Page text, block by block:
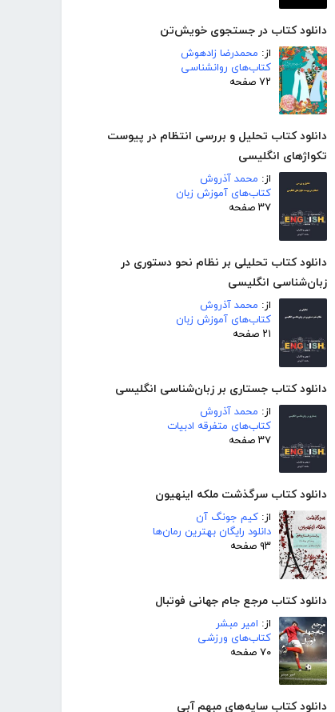
دانلود کتاب در جستجوی خویش‌تن
از: محمدرضا زادهوش
کتاب‌های روانشناسی
۷۲ صفحه
دانلود کتاب تحلیل و بررسی انتظام در پیوست
تکواژهای انگلیسی
از: محمد آذروش
کتاب‌های آموزش زبان
۳۷ صفحه
دانلود کتاب تحلیلی بر نظام نحو دستوری در
زبان‌شناسی انگلیسی
از: محمد آذروش
کتاب‌های آموزش زبان
۲۱ صفحه
دانلود کتاب جستاری بر زبان‌شناسی انگلیسی
از: محمد آذروش
کتاب‌های متفرقه ادبیات
۳۷ صفحه
دانلود کتاب سرگذشت ملکه اینهیون
از: کیم جونگ آن
دانلود رایگان بهترین رمان‌ها
۹۳ صفحه
دانلود کتاب مرجع جام جهانی فوتبال
از: امیر مبشر
کتاب‌های ورزشی
۷۰ صفحه
دانلود کتاب سایه‌های مبهم آبی